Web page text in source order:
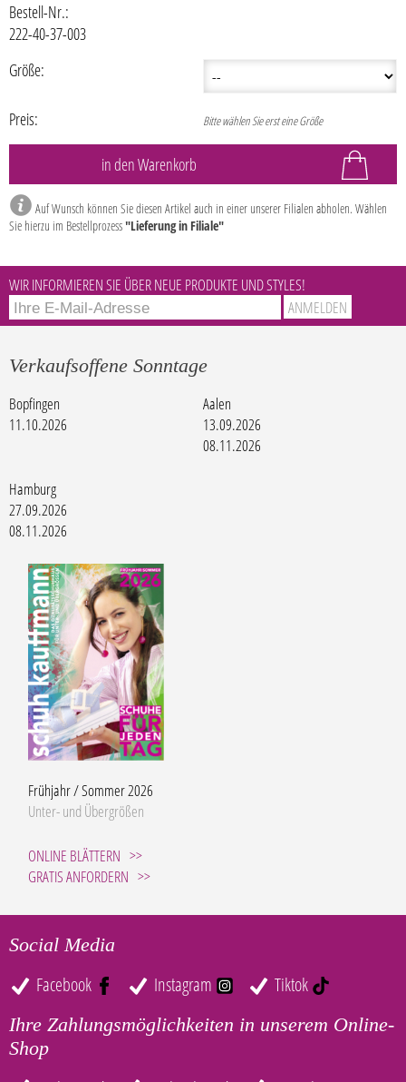
Bestell-Nr.:
222-40-37-003
Größe:
Preis: Bitte wählen Sie erst eine Größe
Auf Wunsch können Sie diesen Artikel auch in einer unserer Filialen abholen. Wählen
Sie hierzu im Bestellprozess"Lieferung in Filiale"
WIR INFORMIEREN SIE ÜBER NEUE PRODUKTE UND STYLES!
Verkaufsoffene Sonntage
Bopfingen
11.10.2026
Aalen
13.09.2026
08.11.2026
Hamburg
27.09.2026
08.11.2026
Frühjahr / Sommer 2026
Unter- und Übergrößen
ONLINE BLÄTTERN
GRATIS ANFORDERN
Social Media
Facebook Instagram Tiktok
Ihre Zahlungsmöglichkeiten in unserem Online-
Shop